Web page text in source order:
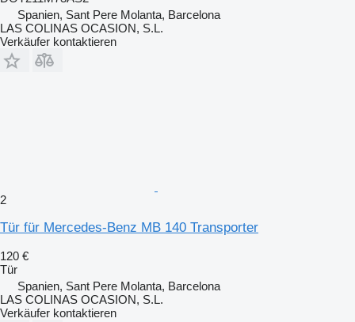
Spanien, Sant Pere Molanta, Barcelona
LAS COLINAS OCASION, S.L.
Verkäufer kontaktieren
2
Tür für Mercedes-Benz MB 140 Transporter
120 €
Tür
Spanien, Sant Pere Molanta, Barcelona
LAS COLINAS OCASION, S.L.
Verkäufer kontaktieren